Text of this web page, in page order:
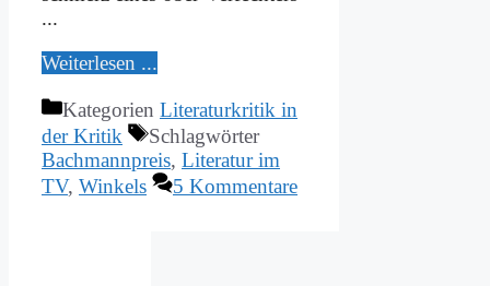
...
Wei­ter­le­sen ...
Kategorien Literaturkritik in
der Kritik
Schlagwörter
Bachmannpreis, Literatur im
TV, Winkels 5 Kommentare